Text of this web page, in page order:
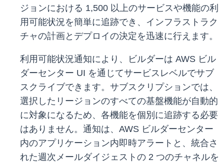
ジョンにおける 1,500 以上のサービスや機能の利
用可能状況を簡単に追跡でき、インフラストラク
チャの計画とデプロイの決定を迅速に行えます。
利用可能状況通知により、ビルダーは AWS ビル
ダーセンター UI を通じてサービスレベルでサブ
スクライブできます。サブスクリプションでは、
選択したリージョンのすべての基盤機能が自動的
に対象になるため、各機能を個別に追跡する必要
はありません。通知は、AWS ビルダーセンター
内のアプリケーション内即時アラートと、統合さ
れた週次メールダイジェストの 2 つのチャネルを